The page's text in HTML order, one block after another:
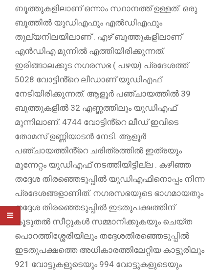
ബൂത്തുകളിലാണ് ഒന്നാം സ്ഥാനത്ത് ഉള്ളത്. ഒരു
ബൂത്തിൽ യുഡിഎഫും എൽഡിഎഫും
തുല്യനിലയിലാണ് . എഴ് ബൂത്തുകളിലാണ്
എൻഡിഎ മുന്നിൽ എത്തിയിരിക്കുന്നത്.
ഇരിങ്ങാലക്കുട നഗരസഭ ( പഴയ) പ്രദേശത്ത്
5028 വോട്ടിൻ്റെ ലീഡാണ് യുഡിഎഫ്
നേടിയിരിക്കുന്നത്. ആളൂർ പഞ്ചായത്തിൽ 39
ബൂത്തുകളിൽ 32 എണ്ണത്തിലും യുഡിഎഫ്
മുന്നിലാണ്. 4744 വോട്ടിൻ്റെ ലീഡ് ഇവിടെ
തോമസ് ഉണ്ണിയാടൻ നേടി. ആളൂർ
പഞ്ചായത്തിൻ്റെ ചരിത്രത്തിൽ ഇത്രയും
മുന്നേറ്റം യുഡിഎഫ് നടത്തിയിട്ടില്ല . കഴിഞ്ഞ
തദ്ദേശ തിരഞ്ഞെടുപ്പിൽ യുഡിഎഫിനൊപ്പം നിന്ന
പ്രദേശങ്ങളാണിത്. നഗരസഭയുടെ ഭാഗമായതും
തദ്ദേശ തിരഞ്ഞെടുപ്പിൽ ഇടതുപക്ഷത്തിന്
കൂടുതൽ സീറ്റുകൾ സമ്മാനിക്കുകയും ചെയ്ത
പൊറത്തിശ്ശേരിയിലും തദ്ദേശതിരഞ്ഞെടുപ്പിൽ
ഇടതുപക്ഷത്തെ അധികാരത്തിലേറ്റിയ കാട്ടൂരിലും
921 വോട്ടുകളുടെയും 994 വോട്ടുകളുടെയും